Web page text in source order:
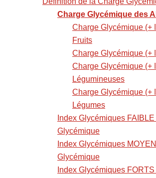
Charge Glycémique des
Charge Glycémique (+
Fruits
Charge Glycémique (+
Charge Glycémique (+
Légumineuses
Charge Glycémique (+
Légumes
Index Glycémiques
Glycémique
Index Glycémiques
Glycémique
Index Glycémiques